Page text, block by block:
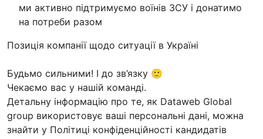
ми активно підтримуємо воїнів ЗСУ і донатимо
на потреби разом
Позиція компанії щодо ситуації в Україні
Будьмо сильними! І до зв’язку 🙂
Чекаємо вас у нашій команді.
Детальну інформацію про те, як Dataweb Global
group використовує ваші персональні дані, можна
знайти у Політиці конфіденційності кандидатів